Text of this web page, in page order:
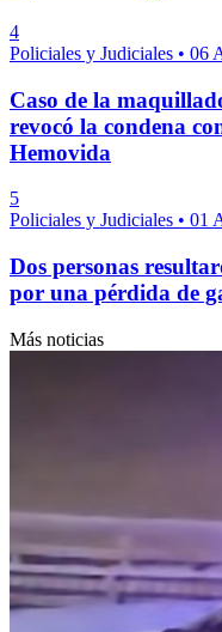
4
Policiales y Judiciales • 06
Caso de la
revocó la condena
Hemovida
5
Policiales y Judiciales • 01
Dos personas
por una pérdida de
Más noticias